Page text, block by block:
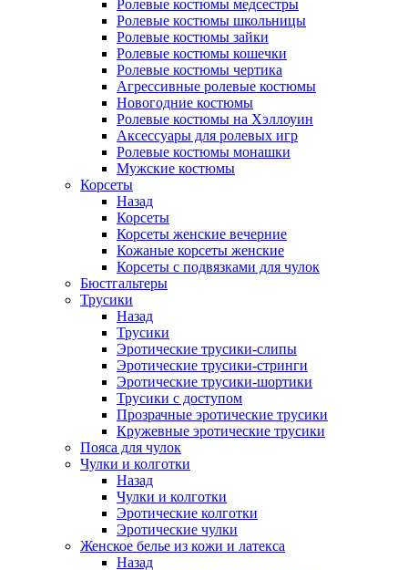
Ролевые костюмы медсестры
Ролевые костюмы школьницы
Ролевые костюмы зайки
Ролевые костюмы кошечки
Ролевые костюмы чертика
Агрессивные ролевые костюмы
Новогодние костюмы
Ролевые костюмы на Хэллоуин
Аксессуары для ролевых игр
Ролевые костюмы монашки
Мужские костюмы
Корсеты
Назад
Корсеты
Корсеты женские вечерние
Кожаные корсеты женские
Корсеты с подвязками для чулок
Бюстгальтеры
Трусики
Назад
Трусики
Эротические трусики-слипы
Эротические трусики-стринги
Эротические трусики-шортики
Трусики с доступом
Прозрачные эротические трусики
Кружевные эротические трусики
Пояса для чулок
Чулки и колготки
Назад
Чулки и колготки
Эротические колготки
Эротические чулки
Женское белье из кожи и латекса
Назад